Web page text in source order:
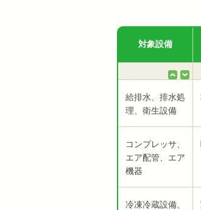
対象設備
給排水、排水処
理、衛生設備
コンプレッサ、
エア配管、エア
機器
冷凍冷蔵設備、